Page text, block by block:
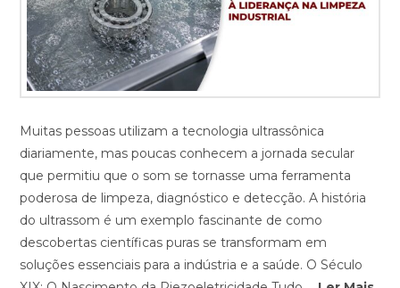
Muitas pessoas utilizam a tecnologia ultrassônica
diariamente, mas poucas conhecem a jornada secular
que permitiu que o som se tornasse uma ferramenta
poderosa de limpeza, diagnóstico e detecção. A história
do ultrassom é um exemplo fascinante de como
descobertas científicas puras se transformam em
soluções essenciais para a indústria e a saúde. O Século